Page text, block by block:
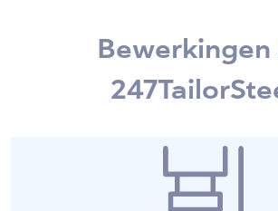
Bewerkingen